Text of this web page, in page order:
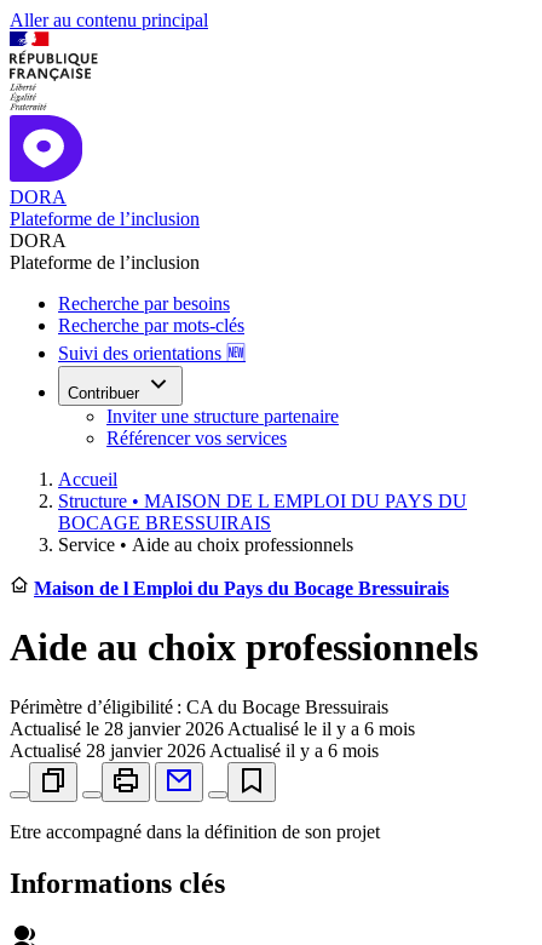
Aller au contenu principal
DORA
Plateforme de l’inclusion
DORA
Plateforme de l’inclusion
Recherche par besoins
Recherche par mots-clés
Suivi des orientations 🆕
Contribuer
Inviter une structure partenaire
Référencer vos services
Accueil
Structure • MAISON DE L EMPLOI DU PAYS DU
BOCAGE BRESSUIRAIS
Service • Aide au choix professionnels
Maison de l Emploi du Pays du Bocage Bressuirais
Aide au choix professionnels
Périmètre d’éligibilité : CA du Bocage Bressuirais
Actualisé le 28 janvier 2026 Actualisé le il y a 6 mois
Actualisé 28 janvier 2026 Actualisé il y a 6 mois
Etre accompagné dans la définition de son projet
Informations clés